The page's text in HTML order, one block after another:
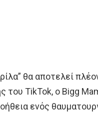
θα αποτελεί
του TikTok, ο Bigg
ενός